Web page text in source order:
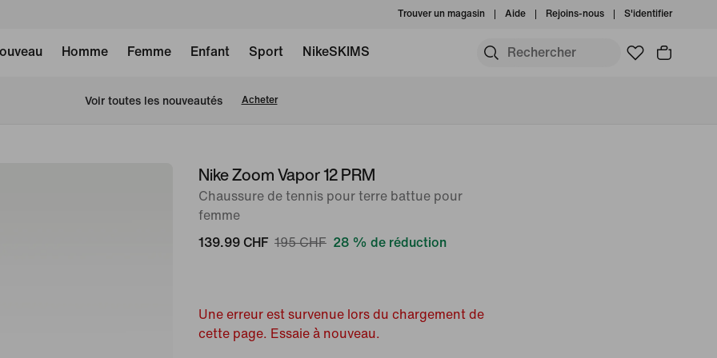
Trouver un magasin Aide Rejoins-nous S'identifier
Homme Femme Enfant Sport NikeSKIMS
Voir toutes les nouveautés Acheter
image 1Nike Zoom Vapor 12 PRM
Chaussure de tennis pour terre battue pour
femme
139.99 CHF 195 CHF 28 % de réduction
Une erreur est survenue lors du chargement de
cette page. Essaie à nouveau.